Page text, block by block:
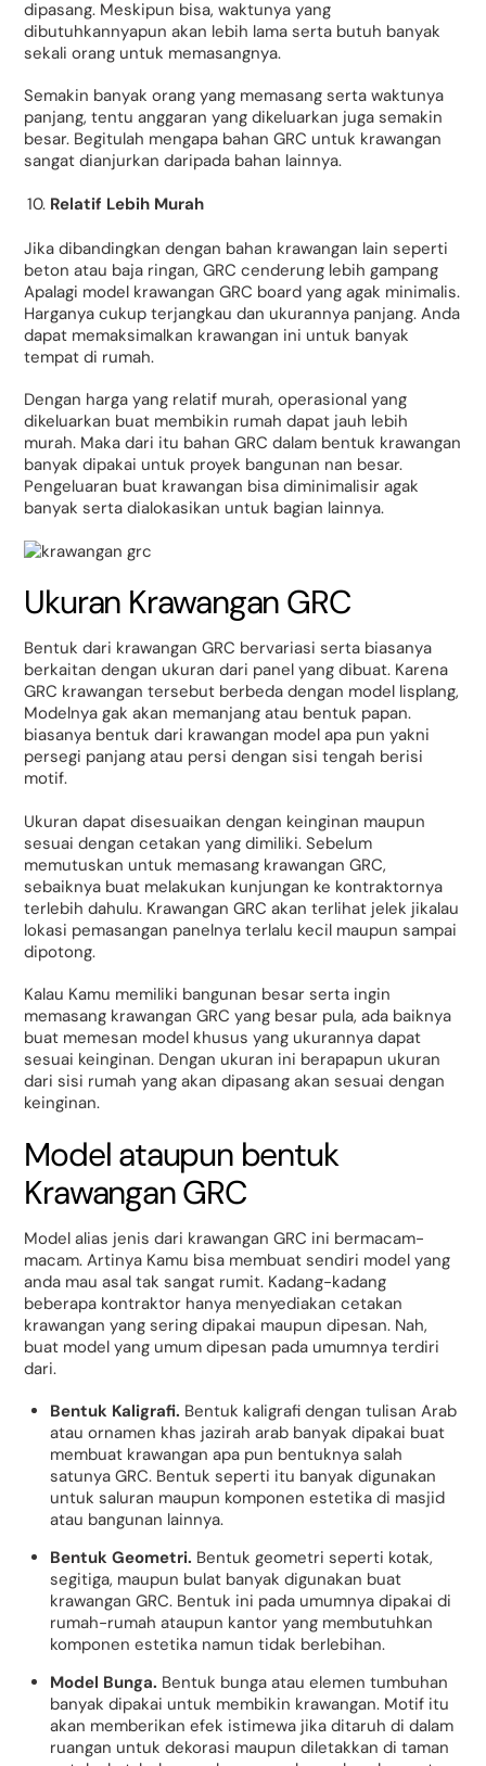
dipasang. Meskipun bisa, waktunya yang
dibutuhkannyapun akan lebih lama serta butuh banyak
sekali orang untuk memasangnya.
Semakin banyak orang yang memasang serta waktunya
panjang, tentu anggaran yang dikeluarkan juga semakin
besar. Begitulah mengapa bahan GRC untuk krawangan
sangat dianjurkan daripada bahan lainnya.
Relatif Lebih Murah
Jika dibandingkan dengan bahan krawangan lain seperti
beton atau baja ringan, GRC cenderung lebih gampang
Apalagi model krawangan GRC board yang agak minimalis.
Harganya cukup terjangkau dan ukurannya panjang. Anda
dapat memaksimalkan krawangan ini untuk banyak
tempat di rumah.
Dengan harga yang relatif murah, operasional yang
dikeluarkan buat membikin rumah dapat jauh lebih
murah. Maka dari itu bahan GRC dalam bentuk krawangan
banyak dipakai untuk proyek bangunan nan besar.
Pengeluaran buat krawangan bisa diminimalisir agak
banyak serta dialokasikan untuk bagian lainnya.
Ukuran Krawangan GRC
Bentuk dari krawangan GRC bervariasi serta biasanya
berkaitan dengan ukuran dari panel yang dibuat. Karena
GRC krawangan tersebut berbeda dengan model lisplang,
Modelnya gak akan memanjang atau bentuk papan.
biasanya bentuk dari krawangan model apa pun yakni
persegi panjang atau persi dengan sisi tengah berisi
motif.
Ukuran dapat disesuaikan dengan keinginan maupun
sesuai dengan cetakan yang dimiliki. Sebelum
memutuskan untuk memasang krawangan GRC,
sebaiknya buat melakukan kunjungan ke kontraktornya
terlebih dahulu. Krawangan GRC akan terlihat jelek jikalau
lokasi pemasangan panelnya terlalu kecil maupun sampai
dipotong.
Kalau Kamu memiliki bangunan besar serta ingin
memasang krawangan GRC yang besar pula, ada baiknya
buat memesan model khusus yang ukurannya dapat
sesuai keinginan. Dengan ukuran ini berapapun ukuran
dari sisi rumah yang akan dipasang akan sesuai dengan
keinginan.
Model ataupun bentuk
Krawangan GRC
Model alias jenis dari krawangan GRC ini bermacam-
macam. Artinya Kamu bisa membuat sendiri model yang
anda mau asal tak sangat rumit. Kadang-kadang
beberapa kontraktor hanya menyediakan cetakan
krawangan yang sering dipakai maupun dipesan. Nah,
buat model yang umum dipesan pada umumnya terdiri
dari.
Bentuk Kaligrafi. Bentuk kaligrafi dengan tulisan Arab
atau ornamen khas jazirah arab banyak dipakai buat
membuat krawangan apa pun bentuknya salah
satunya GRC. Bentuk seperti itu banyak digunakan
untuk saluran maupun komponen estetika di masjid
atau bangunan lainnya.
Bentuk Geometri. Bentuk geometri seperti kotak,
segitiga, maupun bulat banyak digunakan buat
krawangan GRC. Bentuk ini pada umumnya dipakai di
rumah-rumah ataupun kantor yang membutuhkan
komponen estetika namun tidak berlebihan.
Model Bunga. Bentuk bunga atau elemen tumbuhan
banyak dipakai untuk membikin krawangan. Motif itu
akan memberikan efek istimewa jika ditaruh di dalam
ruangan untuk dekorasi maupun diletakkan di taman